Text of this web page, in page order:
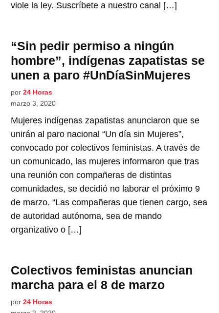
viole la ley. Suscríbete a nuestro canal […]
“Sin pedir permiso a ningún
hombre”, indígenas zapatistas se
unen a paro #UnDíaSinMujeres
por 24 Horas
marzo 3, 2020
Mujeres indígenas zapatistas anunciaron que se
unirán al paro nacional “Un día sin Mujeres”,
convocado por colectivos feministas. A través de
un comunicado, las mujeres informaron que tras
una reunión con compañeras de distintas
comunidades, se decidió no laborar el próximo 9
de marzo. “Las compañeras que tienen cargo, sea
de autoridad autónoma, sea de mando
organizativo o […]
Colectivos feministas anuncian
marcha para el 8 de marzo
por 24 Horas